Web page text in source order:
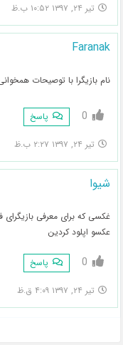
تیر ۲۴, ۱۳۹۷ ۱۰:۵۲ ب.ظ
Faranak
نام بازیگرا با توصیحات
0 پاسخ
تیر ۲۴, ۱۳۹۷ ۲:۲۷ ب.ظ
شیوا
غکسی که برای معرفی بازیگرای
عکسو اپلود کردین
0 پاسخ
تیر ۲۴, ۱۳۹۷ ۴:۰۹ ق.ظ